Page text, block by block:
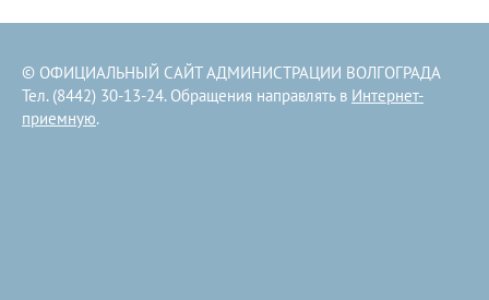
© ОФИЦИАЛЬНЫЙ САЙТ АДМИНИСТРАЦИИ ВОЛГОГРАДА
Тел. (8442) 30-13-24. Обращения направлять в Интернет-
приемную.